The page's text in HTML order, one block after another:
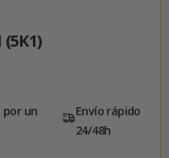
(5K1)
un
Envío rápido
24/48h